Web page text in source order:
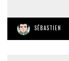
SÉBASTIEN